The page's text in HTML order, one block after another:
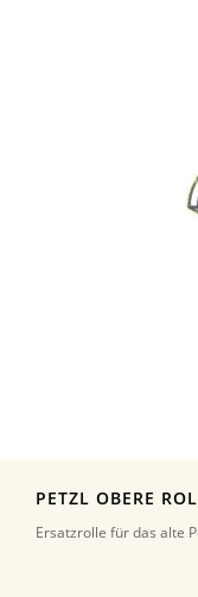
PETZL OBERE
Ersatzrolle für das alte